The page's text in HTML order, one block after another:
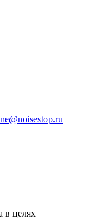
в целях